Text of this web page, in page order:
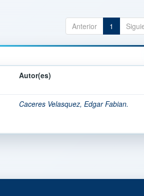
Anterior 1
Autor(es)
Caceres Velasquez, Edgar Fabian.